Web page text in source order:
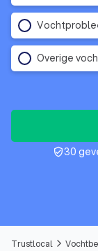
Overige
verified_user30
Trustlocal arrow_forward_ios